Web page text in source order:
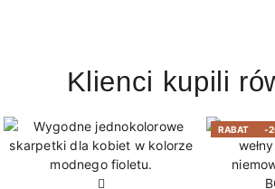
Klienci kupili
RABAT -